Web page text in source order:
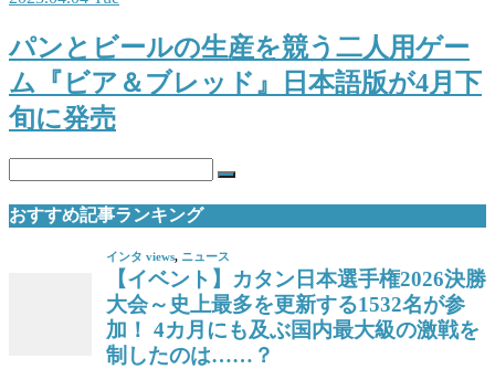
パンとビールの生産を競う二人用ゲー
ム『ビア＆ブレッド』日本語版が4月下
旬に発売
おすすめ記事ランキング
インタ views, ニュース
【イベント】カタン日本選手権2026決勝
大会～史上最多を更新する1532名が参
加！ 4カ月にも及ぶ国内最大級の激戦を
制したのは……？